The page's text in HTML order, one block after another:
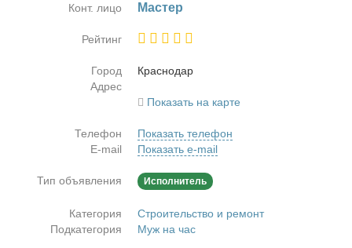
Конт. лицо Ма­стер
Рейтинг
Город
Крас­но­дар
Адрес
Показать на карте
Телефон
Показать телефон
E-mail
Показать e-mail
Тип объявления Исполнитель
Категория
Строительство и ремонт
Подкатегория
Муж на час